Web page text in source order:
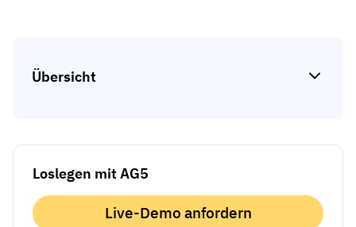
Übersicht
Loslegen mit AG5
Live-Demo anfordern